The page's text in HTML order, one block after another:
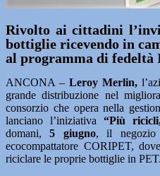
Rivolto ai cittadini
bottiglie ricevendo in
al programma di fedeltà
ANCONA – Leroy Merlin,
grande distribuzione nel
consorzio che opera nella
lanciano l’iniziativa “Più
domani,5 giugno, il negozio
ecocompattatore CORIPET,
riciclare le proprie bottiglie in PET.